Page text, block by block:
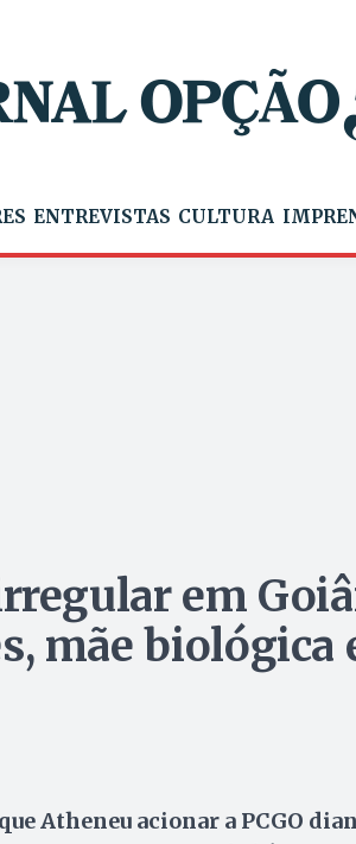
ENTREVISTAS CULTURA
em
mãe biológica
Atheneu acionar a PCGO